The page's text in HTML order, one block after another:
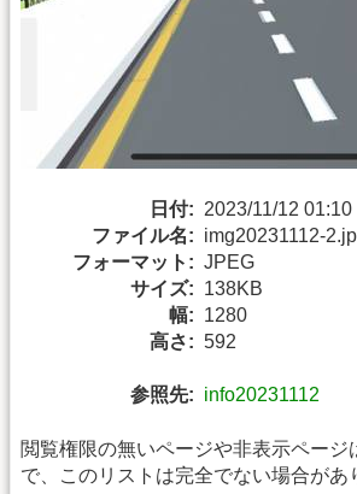
日付: 2023/11/12 01:10
ファイル名: img20231112-
フォーマット: JPEG
サイズ: 138KB
幅: 1280
高さ: 592
参照先: info20231112
閲覧権限の無いページや非表示ページ
で、このリストは完全でない場合があ